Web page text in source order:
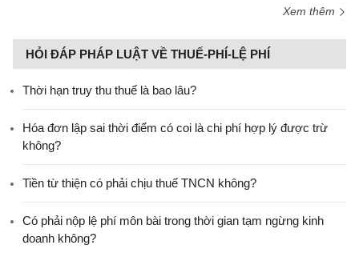
Xem thêm
HỎI ĐÁP PHÁP LUẬT VỀ THUẾ-PHÍ-LỆ PHÍ
Thời hạn truy thu thuế là bao lâu?
Hóa đơn lập sai thời điểm có coi là chi phí hợp lý được trừ
không?
Tiền từ thiện có phải chịu thuế TNCN không?
Có phải nộp lệ phí môn bài trong thời gian tạm ngừng kinh
doanh không?